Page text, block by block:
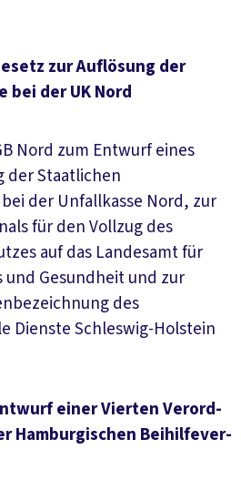
zur Auflösung der
der UK Nord
Nord zum Entwurf eines
der Staatlichen
der Unfallkasse Nord, zur
für den Vollzug des
auf das Landesamt für
und Gesundheit und zur
des
Dienste Schleswig-Holstein
ei­ner Vier­ten Ver­ord­
Ham­bur­gi­schen Bei­hil­fe­ver­